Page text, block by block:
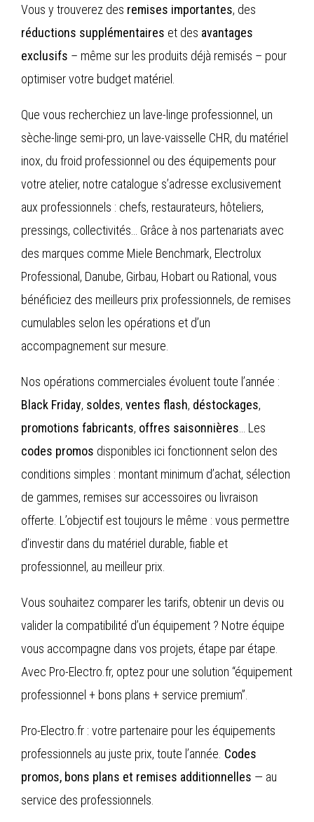
Vous y trouverez des remises importantes, des
réductions supplémentaires et des avantages
exclusifs – même sur les produits déjà remisés – pour
optimiser votre budget matériel.
Que vous recherchiez un lave-linge professionnel, un
sèche-linge semi-pro, un lave-vaisselle CHR, du matériel
inox, du froid professionnel ou des équipements pour
votre atelier, notre catalogue s’adresse exclusivement
aux professionnels : chefs, restaurateurs, hôteliers,
pressings, collectivités… Grâce à nos partenariats avec
des marques comme Miele Benchmark, Electrolux
Professional, Danube, Girbau, Hobart ou Rational, vous
bénéficiez des meilleurs prix professionnels, de remises
cumulables selon les opérations et d’un
accompagnement sur mesure.
Nos opérations commerciales évoluent toute l’année :
Black Friday, soldes, ventes flash, déstockages,
promotions fabricants, offres saisonnières… Les
codes promos disponibles ici fonctionnent selon des
conditions simples : montant minimum d’achat, sélection
de gammes, remises sur accessoires ou livraison
offerte. L’objectif est toujours le même : vous permettre
d’investir dans du matériel durable, fiable et
professionnel, au meilleur prix.
Vous souhaitez comparer les tarifs, obtenir un devis ou
valider la compatibilité d’un équipement ? Notre équipe
vous accompagne dans vos projets, étape par étape.
Avec Pro-Electro.fr, optez pour une solution “équipement
professionnel + bons plans + service premium”.
Pro-Electro.fr : votre partenaire pour les équipements
professionnels au juste prix, toute l’année. Codes
promos, bons plans et remises additionnelles — au
service des professionnels.